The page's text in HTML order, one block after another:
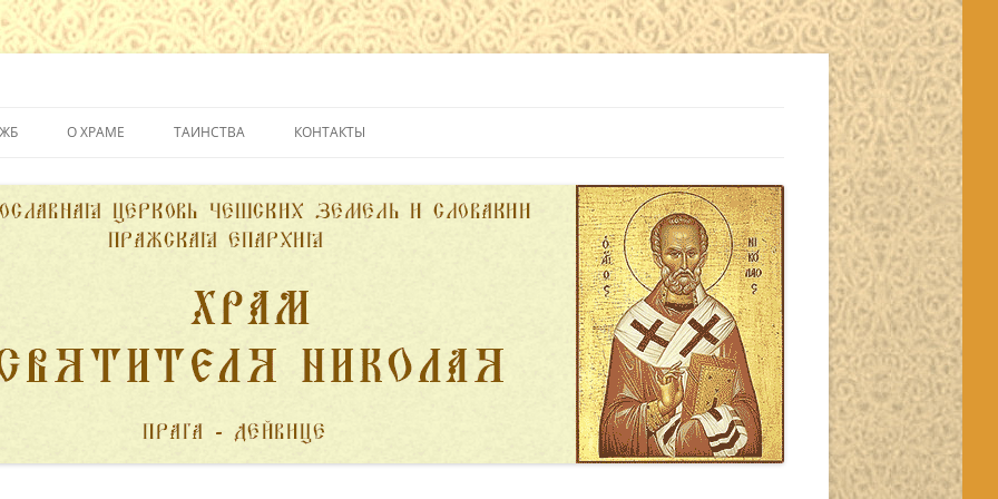
О ХРАМЕ
ДУХОВЕНСТВО
ТАИНСТВА
ВЕНЧАНИЕ
КОНТАКТЫ